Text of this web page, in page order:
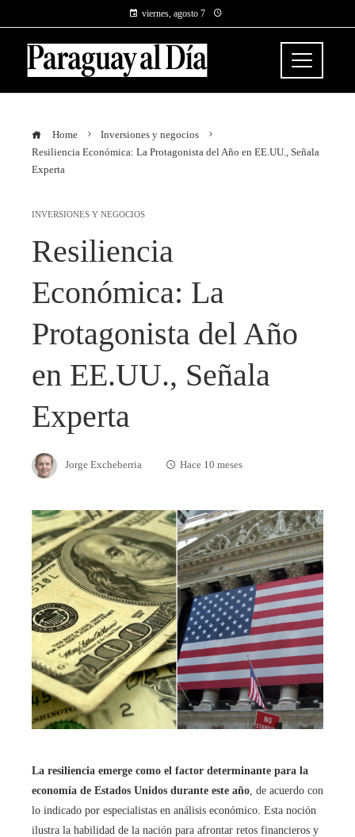
viernes, agosto 7
Home
Inversiones y negocios
Resiliencia Económica: La Protagonista del Año en EE.UU., Señala
Experta
INVERSIONES Y NEGOCIOS
Resiliencia
Económica: La
Protagonista del Año
en EE.UU., Señala
Experta
Jorge Excheberria Hace 10 meses
La resiliencia emerge como el factor determinante para la
economía de Estados Unidos durante este año, de acuerdo con
lo indicado por especialistas en análisis económico. Esta noción
ilustra la habilidad de la nación para afrontar retos financieros y